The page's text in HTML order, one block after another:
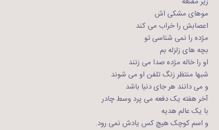
موهای مشکی اش
اعصابش را خراب می کند
مژده را نمی شناسی تو
بچه های زلزله بم
او را خاله مژده صدا می زنند
شبها منتظر زنگ تلفن او می شوند
و می دانند هر جای دنیا باشد
آخر هفته یک دفعه می پرد وسط چادر
با یک عالم هدیه
و اسم کوچک هیچ کس یادش نمی رود.